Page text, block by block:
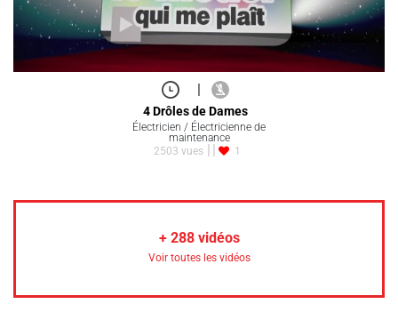
|
4 Drôles de Dames
Électricien / Électricienne de
maintenance
2503 vues
1
+ 288vidéos
Voir toutes les vidéos